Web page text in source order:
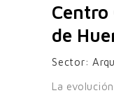
de
Sector:
La